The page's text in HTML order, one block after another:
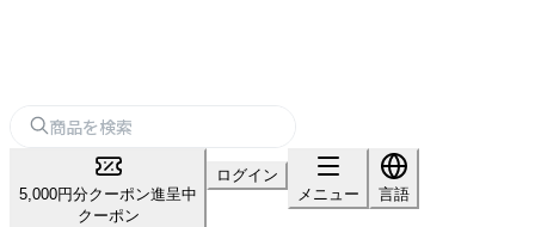
5,000円分クーポン進呈中
クーポン
ログイン
メニュー
言語